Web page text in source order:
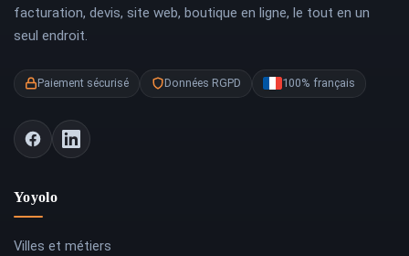
facturation, devis, site web, boutique en ligne, le tout en un
seul endroit.
Paiement sécurisé Données RGPD 100% français
Yoyolo
Villes et métiers